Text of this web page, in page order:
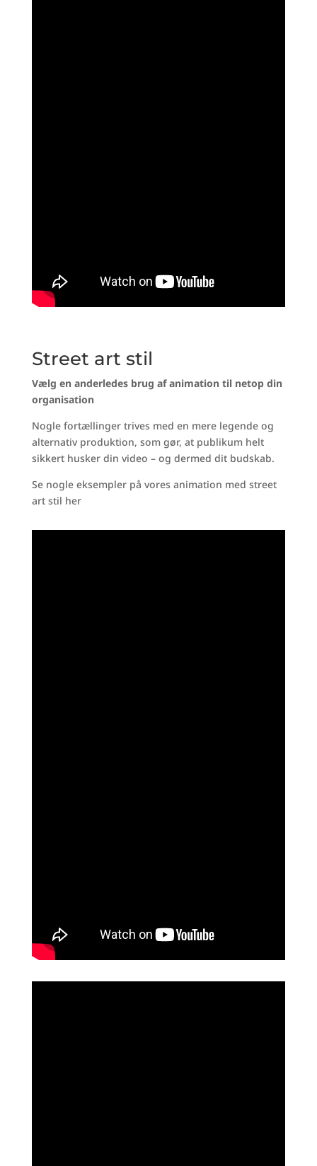
Street art stil
Vælg en anderledes brug af animation til netop din
organisation
Nogle fortællinger trives med en mere legende og
alternativ produktion, som gør, at publikum helt
sikkert husker din video – og dermed dit budskab.
Se nogle eksempler på vores animation med street
art stil her